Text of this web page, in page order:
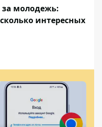
за молодежь:
интересных